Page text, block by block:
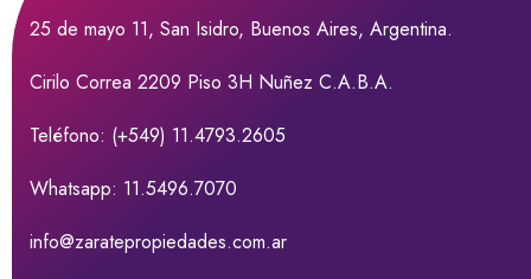
25 de mayo 11, San Isidro, Buenos Aires, Argentina.
Cirilo Correa 2209 Piso 3H Nuñez C.A.B.A.
Teléfono: (+549) 11.4793.2605
Whatsapp: 11.5496.7070
info@zaratepropiedades.com.ar